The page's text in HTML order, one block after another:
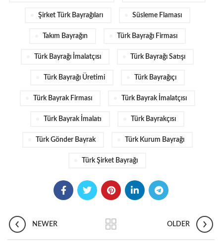
Şirket Türk Bayrağıları Süsleme Flaması
Takım Bayrağın Türk Bayrağı Firması
Türk Bayrağı İmalatçısı Türk Bayrağı Satışı
Türk Bayrağı Üretimi Türk Bayrağıçı
Türk Bayrak Firması Türk Bayrak İmalatçısı
Türk Bayrak İmalatı Türk Bayrakçısı
Türk Gönder Bayrak Türk Kurum Bayrağı
Türk Şirket Bayrağı
NEWER OLDER